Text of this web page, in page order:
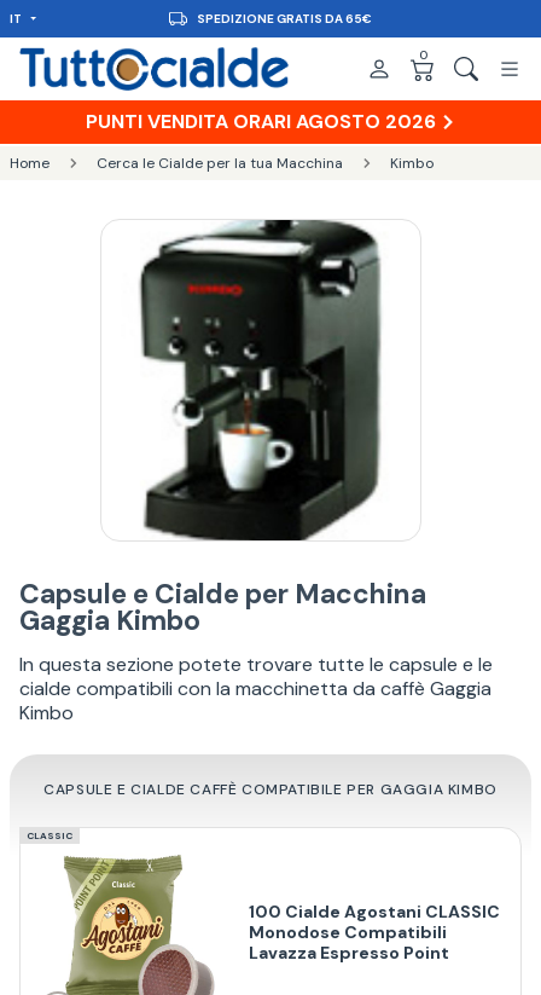
IT CONSEGNA IN 48H
0
PUNTI VENDITA ORARI AGOSTO 2026
Home Cerca le Cialde per la tua Macchina Kimbo
Capsule e Cialde per Macchina
Gaggia Kimbo
In questa sezione potete trovare tutte le capsule e le
cialde compatibili con la macchinetta da caffè Gaggia
Kimbo
CAPSULE E CIALDE CAFFÈ COMPATIBILE PER GAGGIA KIMBO
CLASSIC
100 Cialde Agostani CLASSIC
Monodose Compatibili
Lavazza Espresso Point